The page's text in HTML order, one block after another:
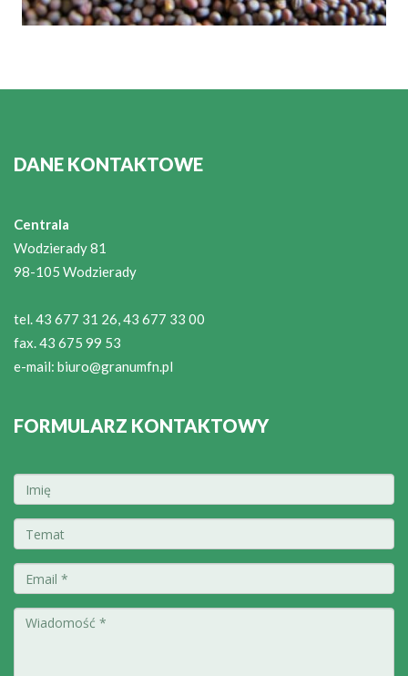
DANE KONTAKTOWE
Centrala
Wodzierady 81
98-105 Wodzierady
tel. 43 677 31 26, 43 677 33 00
fax. 43 675 99 53
e-mail: biuro@granumfn.pl
FORMULARZ KONTAKTOWY